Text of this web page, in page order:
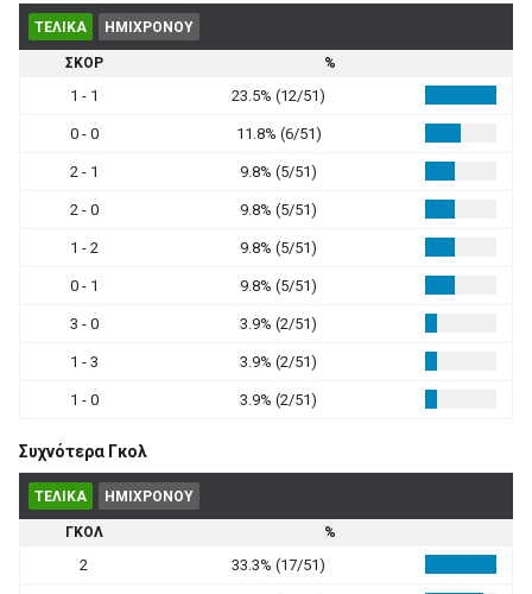
ΤΕΛΙΚΑ ΗΜΙΧΡΟΝΟΥ
ΣΚΟΡ %
1 - 1 23.5% (12/51)
0 - 0 11.8% (6/51)
2 - 1 9.8% (5/51)
2 - 0 9.8% (5/51)
1 - 2 9.8% (5/51)
0 - 1 9.8% (5/51)
3 - 0 3.9% (2/51)
1 - 3 3.9% (2/51)
1 - 0 3.9% (2/51)
Συχνότερα Γκολ
ΤΕΛΙΚΑ ΗΜΙΧΡΟΝΟΥ
ΓΚΟΛ %
2 33.3% (17/51)